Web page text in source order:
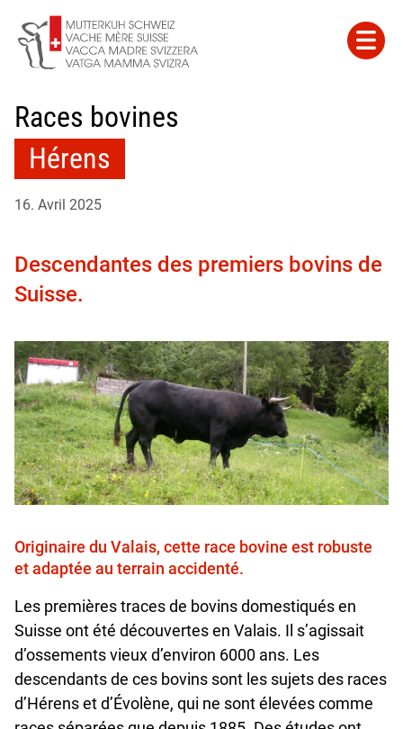
Races bovines
Hérens
16. Avril 2025
Descendantes des premiers bovins de
Suisse.
Originaire du Valais, cette race bovine est robuste
et adaptée au terrain accidenté.
Les premières traces de bovins domestiqués en
Suisse ont été découvertes en Valais. Il s’agissait
d’ossements vieux d’environ 6000 ans. Les
descendants de ces bovins sont les sujets des races
d’Hérens et d’Évolène, qui ne sont élevées comme